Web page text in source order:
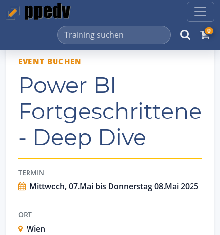
0
EVENT BUCHEN
Power BI
Fortgeschrittene
- Deep Dive
TERMIN
Mittwoch, 07.Mai bis Donnerstag 08.Mai 2025
ORT
Wien